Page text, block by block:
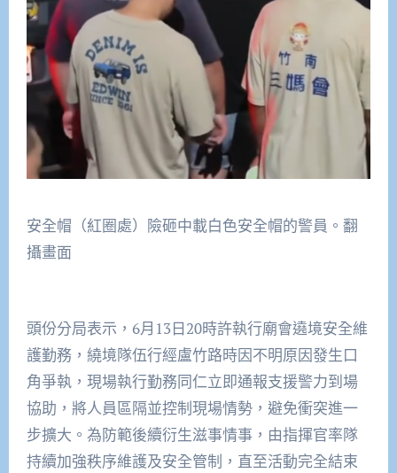
安全帽（紅圈處）險砸中載白色安全帽的警員。翻
攝畫面
頭份分局表示，6月13日20時許執行廟會遶境安全維
護勤務，繞境隊伍行經盧竹路時因不明原因發生口
角爭執，現場執行勤務同仁立即通報支援警力到場
協助，將人員區隔並控制現場情勢，避免衝突進一
步擴大。為防範後續衍生滋事情事，由指揮官率隊
持續加強秩序維護及安全管制，直至活動完全結束